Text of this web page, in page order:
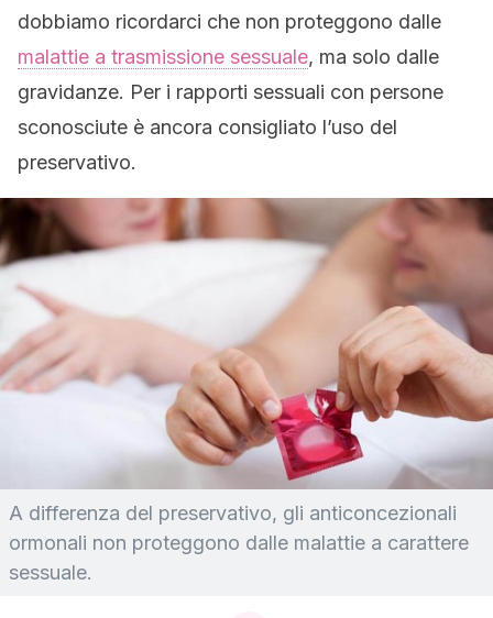
dobbiamo ricordarci che non proteggono dalle
malattie a trasmissione sessuale, ma solo dalle
gravidanze. Per i rapporti sessuali con persone
sconosciute è ancora consigliato l’uso del
preservativo.
A differenza del preservativo, gli anticoncezionali
ormonali non proteggono dalle malattie a carattere
sessuale.